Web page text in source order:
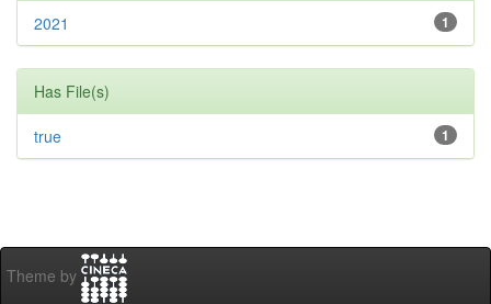
1
2021
Has File(s)
1
true
Theme by